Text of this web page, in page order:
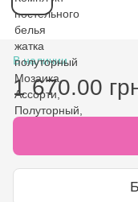
В наличии
1 670.00